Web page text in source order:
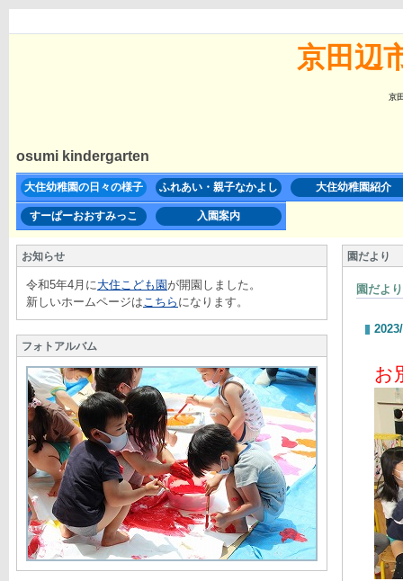
京田辺
京
osumi kindergarten
大住幼稚園の日々の様子 ふれあい・親子なかよし 大住幼稚園紹介
すーぱーおおすみっこ 入園案内
お知らせ
令和5年4月に大住こども園が開園しました。
新しいホームページはこちら になります。
フォトアルバム
園だより
園だより
お